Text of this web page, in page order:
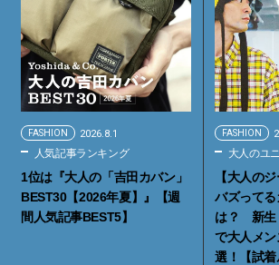
FASHION 2026.8.1
人気記事ランキング
1位は『大人の「吉田カバン」
BEST30【2026年夏】』【週
間人気記事BEST5】
FASHION
大人のユ
【大人の
バズって
は？ 新生
で大人メ
選！【試着